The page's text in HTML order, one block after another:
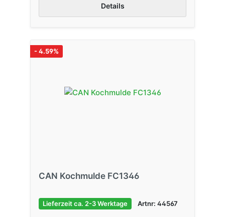
Details
- 4.59%
CAN Kochmulde FC1346
Lieferzeit ca. 2-3 Werktage Artnr: 44567